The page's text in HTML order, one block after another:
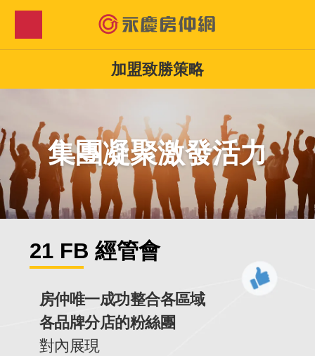
加盟致勝策略
集團凝聚激發活力
21 FB 經管會
房仲唯一成功整合各區域
各品牌分店的粉絲團
對內展現